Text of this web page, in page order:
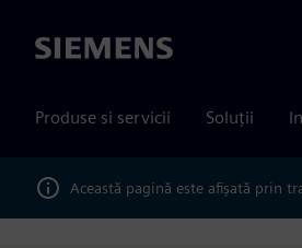
Siemens
Produse si servicii Soluții
Această pagină este afișată prin